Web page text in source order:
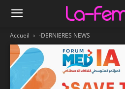
Accueil -DERNIERES NEWS